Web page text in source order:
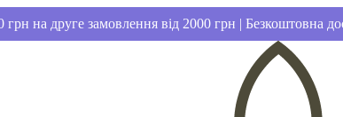
грн на друге замовлення від 2000 грн | Безкоштовна